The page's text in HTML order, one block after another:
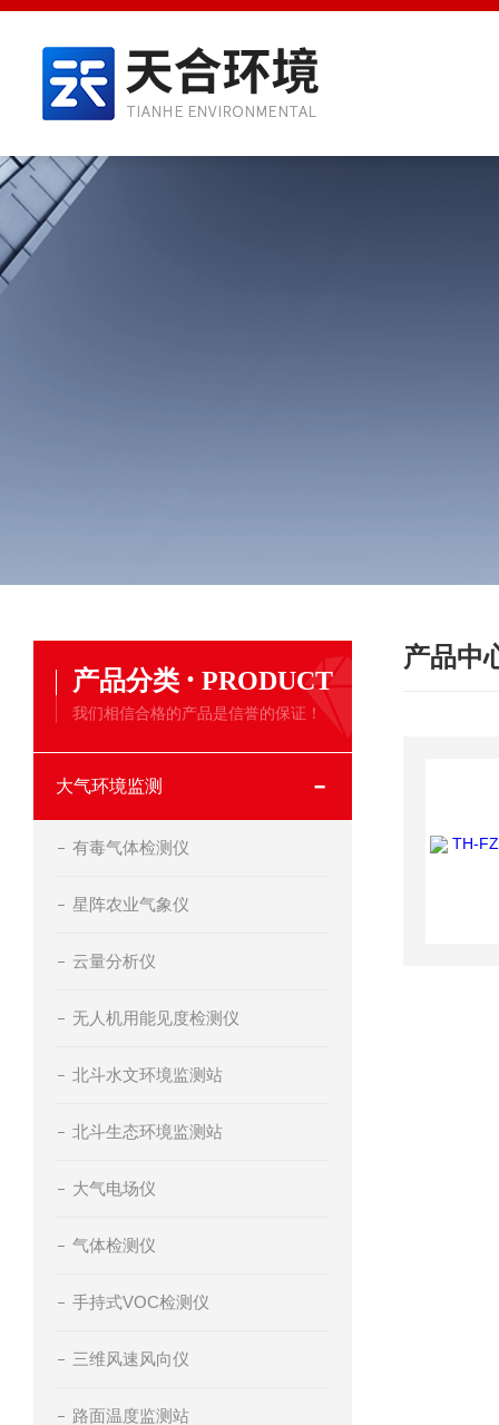
产品分类 · PRODUCT
我们相信合格的产品是信誉的保证！
大气环境监测
有毒气体检测仪
星阵农业气象仪
云量分析仪
无人机用能见度检测仪
北斗水文环境监测站
北斗生态环境监测站
大气电场仪
气体检测仪
手持式VOC检测仪
三维风速风向仪
路面温度监测站
产品中